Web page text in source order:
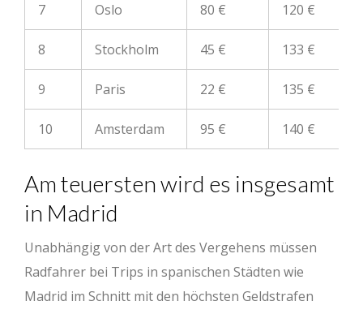
7 Oslo 80 € 120 €
8 Stockholm 45 € 133 €
9 Paris 22 € 135 €
10 Amsterdam 95 € 140 €
Am teuersten wird es insgesamt
in Madrid
Unabhängig von der Art des Vergehens müssen
Radfahrer bei Trips in spanischen Städten wie
Madrid im Schnitt mit den höchsten Geldstrafen